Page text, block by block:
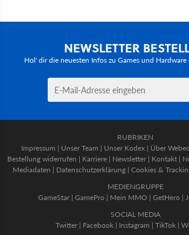
NEWSLETTER
Hol' dir die neuesten Infos zu Games und
RUBRIKEN
Impressum | Unser Team | Unser Kodex | Über
Bestellung widerrufen | Karriere | Newsletter | Kontakt |
Mediadaten | Datenschutzerklärung | Cookies &
MEDIENGRUPPE
GameStar| GamePro | Mein MMO | GetHero |
SOCIAL MEDIA
Twitter | Facebook | Instagram | TikTok |